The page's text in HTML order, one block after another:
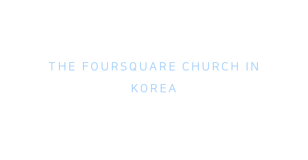
THE FOURSQUARE CHURCH IN
KOREA